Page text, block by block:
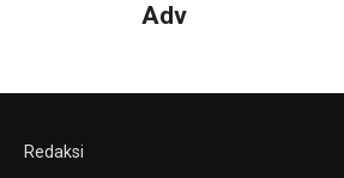
Adv
Redaksi